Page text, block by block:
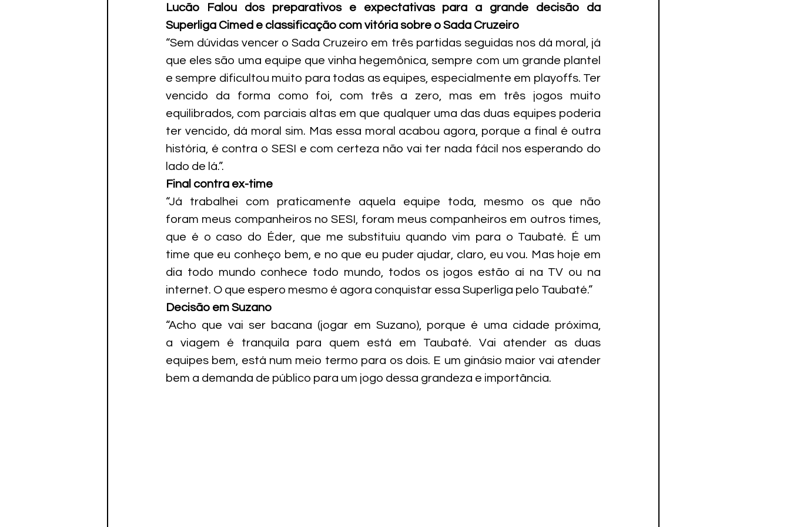
Lucão Falou dos preparativos e expectativas para a grande decisão da
Superliga Cimed e classificação com vitória sobre o Sada Cruzeiro
“Sem dúvidas vencer o Sada Cruzeiro em três partidas seguidas nos dá moral, já
que eles são uma equipe que vinha hegemônica, sempre com um grande plantel
e sempre dificultou muito para todas as equipes, especialmente em playoffs. Ter
vencido da forma como foi, com três a zero, mas em três jogos muito
equilibrados, com parciais altas em que qualquer uma das duas equipes poderia
ter vencido, dá moral sim. Mas essa moral acabou agora, porque a final é outra
história, é contra o SESI e com certeza não vai ter nada fácil nos esperando do
lado de lá.”.
Final contra ex-time
“Já trabalhei com praticamente aquela equipe toda, mesmo os que não
foram meus companheiros no SESI, foram meus companheiros em outros times,
que é o caso do Éder, que me substituiu quando vim para o Taubaté. É um
time que eu conheço bem, e no que eu puder ajudar, claro, eu vou. Mas hoje em
dia todo mundo conhece todo mundo, todos os jogos estão aí na TV ou na
internet. O que espero mesmo é agora conquistar essa Superliga pelo Taubaté.”
Decisão em Suzano
“Acho que vai ser bacana (jogar em Suzano), porque é uma cidade próxima,
a viagem é tranquila para quem está em Taubaté. Vai atender as duas
equipes bem, está num meio termo para os dois. E um ginásio maior vai atender
bem a demanda de público para um jogo dessa grandeza e importância.